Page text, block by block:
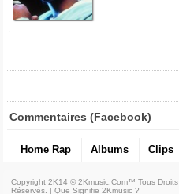
Commentaires (Facebook)
Home Rap Albums Clips
Copyright 2K14 © 2Kmusic.com™Tous Droits
Réservés . |Que Signifie 2Kmusic ?